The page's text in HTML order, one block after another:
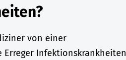
von einer
Infektionskrankheiten